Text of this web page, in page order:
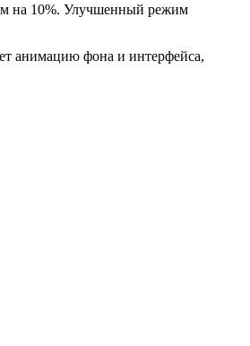
на 10%. Улучшенный режим
анимацию фона и интерфейса,